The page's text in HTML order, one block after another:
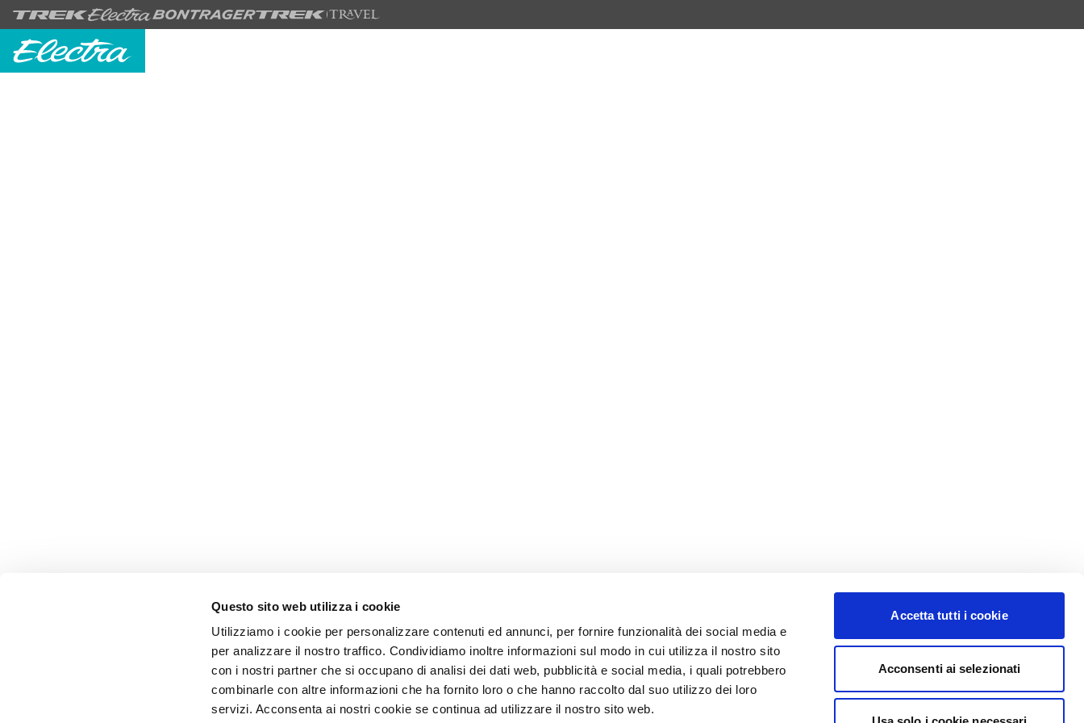
Questo sito web utilizza i cookie
Utilizziamo i cookie per personalizzare contenuti ed annunci, per fornire funzionalità dei social media e
per analizzare il nostro traffico. Condividiamo inoltre informazioni sul modo in cui utilizza il nostro sito
con i nostri partner che si occupano di analisi dei dati web, pubblicità e social media, i quali potrebbero
combinarle con altre informazioni che ha fornito loro o che hanno raccolto dal suo utilizzo dei loro
servizi. Acconsenta ai nostri cookie se continua ad utilizzare il nostro sito web.
Accetta tutti i cookie
Acconsenti ai selezionati